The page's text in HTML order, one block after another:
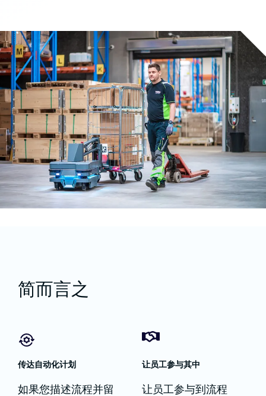
简而言之
传达自动化计划
如果您描述流程并留
让员工参与其中
让员工参与到流程